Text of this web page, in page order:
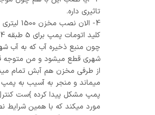
تاثیری داره.
چون منبع ذخیره آب که به آب
شهری قطع میشود و من متوجه
از طرفی مخزن هم آبش تمام
میماند و منجر به آسیب به پمپ
پمپ مشکل پیدا کرده }ست
مورد میکند که با همین